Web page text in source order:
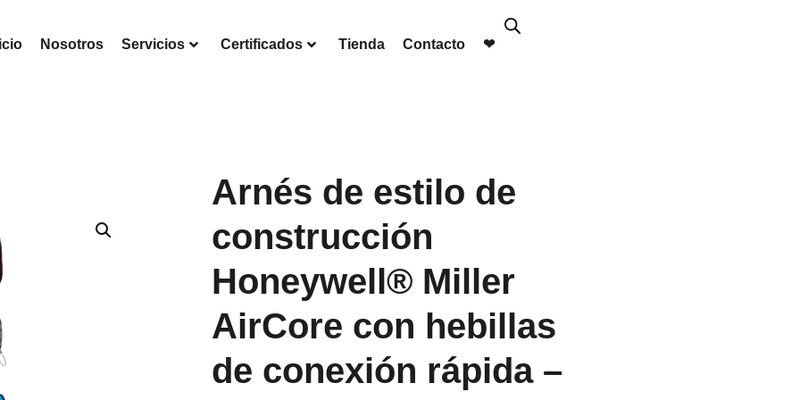
Nosotros Servicios Certificados Tienda Contacto ❤︎
Arnés de estilo de
construcción
Honeywell® Miller
AirCore con hebillas
de conexión rápida –